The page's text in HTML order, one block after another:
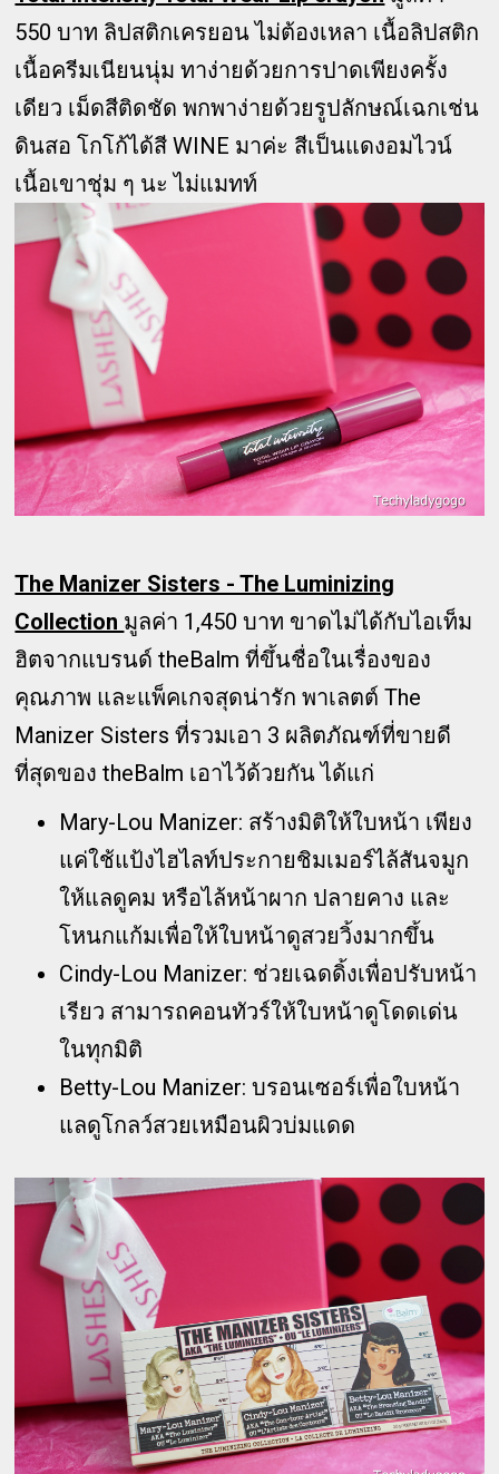
550 บาท ลิปสติกเครยอน ไม่ต้องเหลา เนื้อลิปสติก
เนื้อครีมเนียนนุ่ม ทาง่ายด้วยการปาดเพียงครั้ง
เดียว เม็ดสีติดชัด พกพาง่ายด้วยรูปลักษณ์เฉกเช่น
ดินสอ โกโก้ได้สี WINE มาค่ะ สีเป็นแดงอมไวน์
เนื้อเขาชุ่ม ๆ นะ ไม่แมทท์
The Manizer Sisters - The Luminizing
Collection มูลค่า 1,450 บาท ขาดไม่ได้กับไอเท็ม
ฮิตจากแบรนด์ theBalm ที่ขึ้นชื่อในเรื่องของ
คุณภาพ และแพ็คเกจสุดน่ารัก พาเลตต์ The
Manizer Sisters ที่รวมเอา 3 ผลิตภัณฑ์ที่ขายดี
ที่สุดของ theBalm เอาไว้ด้วยกัน ได้แก่
Mary-Lou Manizer: สร้างมิติให้ใบหน้า เพียง
แค่ใช้แป้งไฮไลท์ประกายชิมเมอร์ไล้สันจมูก
ให้แลดูคม หรือไล้หน้าผาก ปลายคาง และ
โหนกแก้มเพื่อให้ใบหน้าดูสวยวิ้งมากขึ้น
Cindy-Lou Manizer: ช่วยเฉดดิ้งเพื่อปรับหน้า
เรียว สามารถคอนทัวร์ให้ใบหน้าดูโดดเด่น
ในทุกมิติ
Betty-Lou Manizer: บรอนเซอร์เพื่อใบหน้า
แลดูโกลว์สวยเหมือนผิวบ่มแดด